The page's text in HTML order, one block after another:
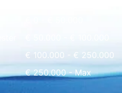
€ 100.000 - € 250.000
€ 250.000 - Max